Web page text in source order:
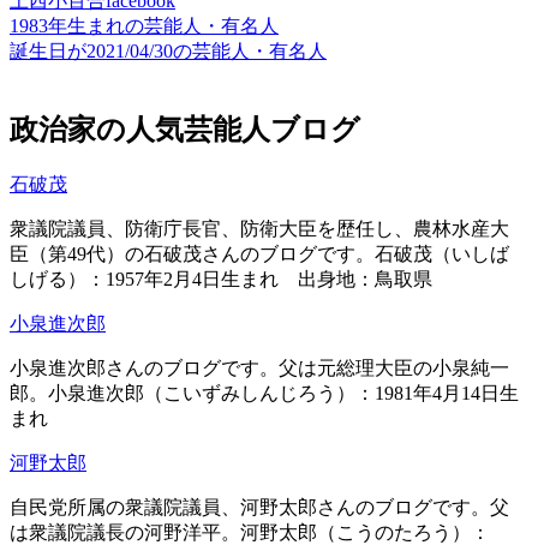
1983年生まれの芸能人・有名人
誕生日が2021/04/30の芸能人・有名人
政治家の人気芸能人ブログ
石破茂
衆議院議員、防衛庁長官、防衛大臣を歴任し、農林水産大
臣（第49代）の石破茂さんのブログです。石破茂（いしば
しげる）：1957年2月4日生まれ 出身地：鳥取県
小泉進次郎
小泉進次郎さんのブログです。父は元総理大臣の小泉純一
郎。小泉進次郎（こいずみしんじろう）：1981年4月14日生
まれ
河野太郎
自民党所属の衆議院議員、河野太郎さんのブログです。父
は衆議院議長の河野洋平。河野太郎（こうのたろう）：